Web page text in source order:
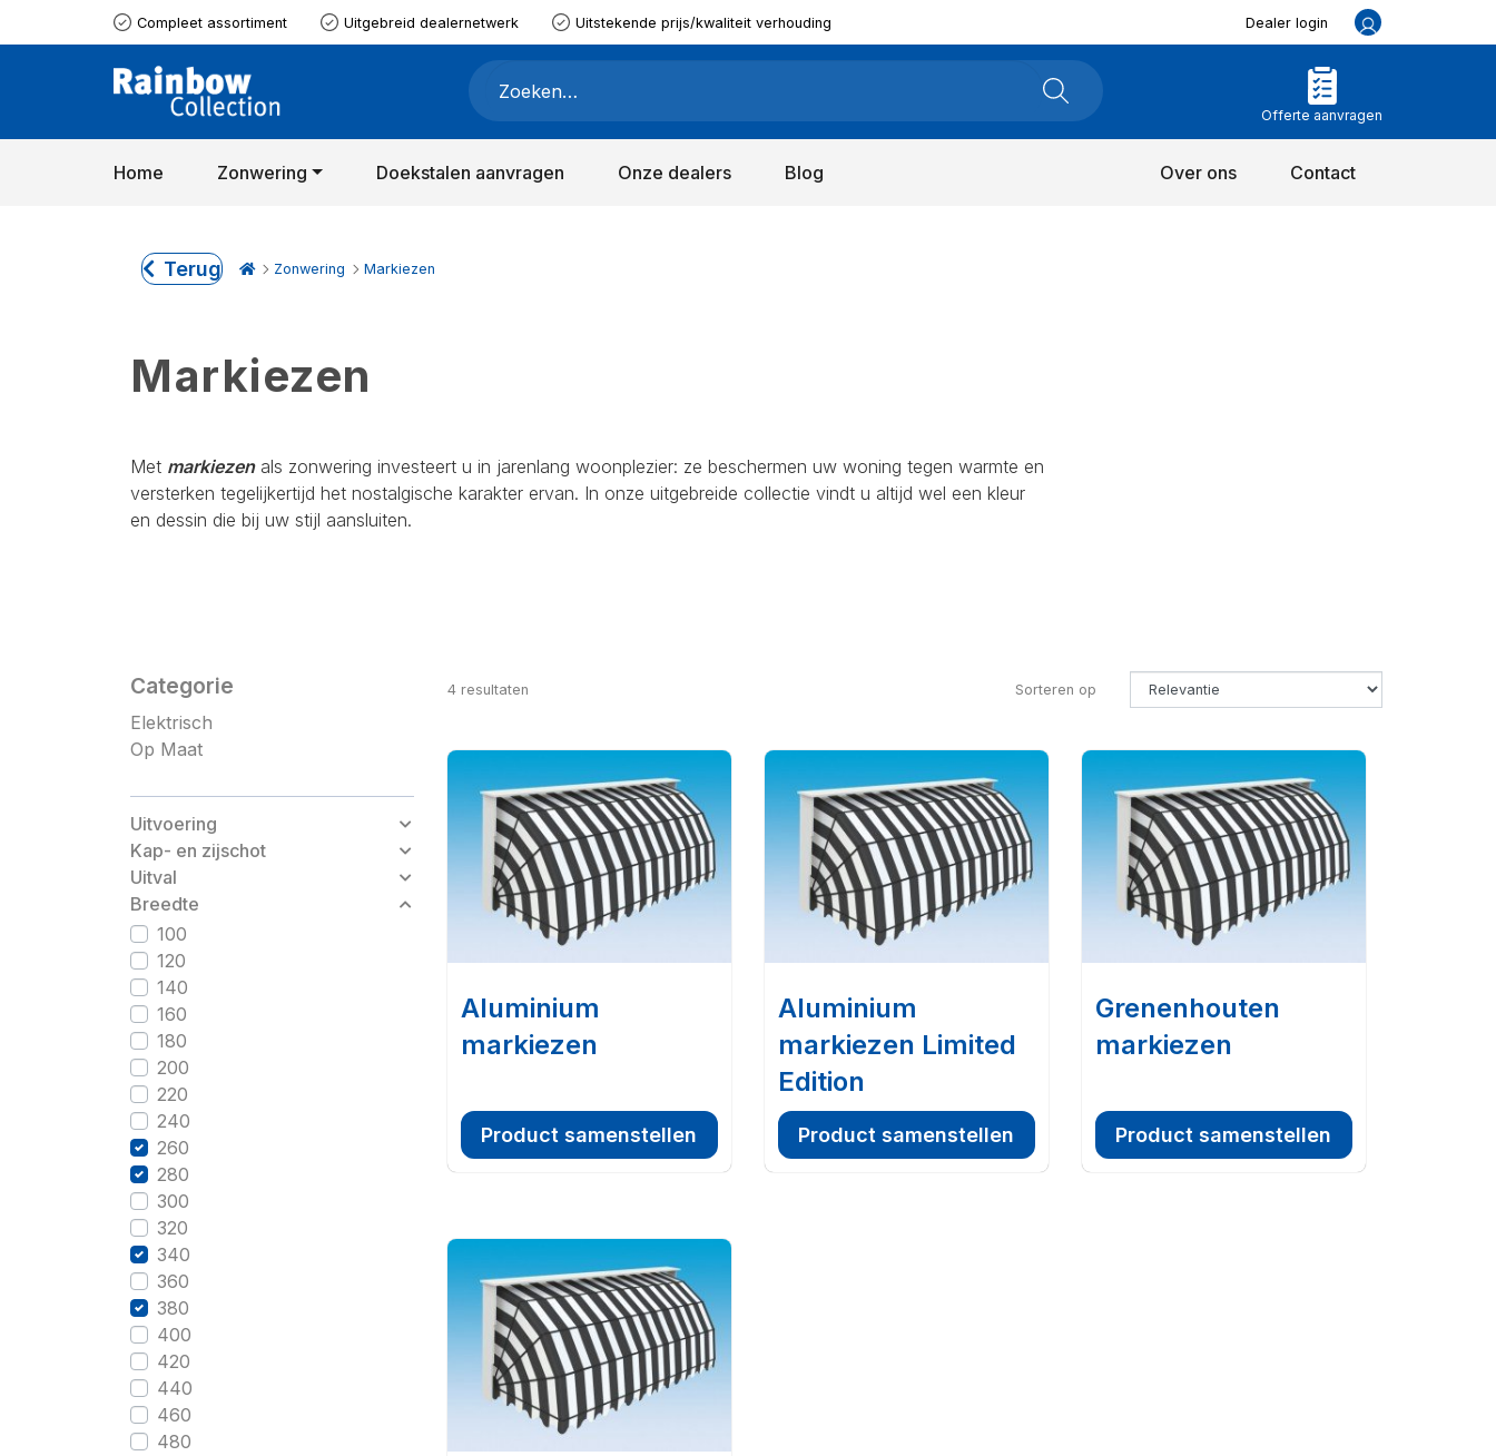
Compleet assortiment Uitgebreid dealernetwerk Uitstekende prijs/kwaliteit verhouding Dealer login
Offerte aanvragen
Home Zonwering Doekstalen aanvragen Onze dealers Blog Over ons Contact
Terug Zonwering Markiezen
Markiezen
Met markiezenals zonwering investeert u in jarenlang woonplezier: ze beschermen uw woning tegen warmte en
versterken tegelijkertijd het nostalgische karakter ervan. In onze uitgebreide collectie vindt u altijd wel een kleur
en dessin die bij uw stijl aansluiten.
Categorie
Elektrisch
Op Maat
Uitvoering
Kap- en zijschot
Uitval
Breedte
100
120
140
160
180
200
220
240
260
280
300
320
340
360
380
400
420
440
460
480
4 resultaten Sorteren op
Aluminium
markiezen
Product samenstellen
Aluminium
markiezen Limited
Edition
Product samenstellen
Grenenhouten
markiezen
Product samenstellen